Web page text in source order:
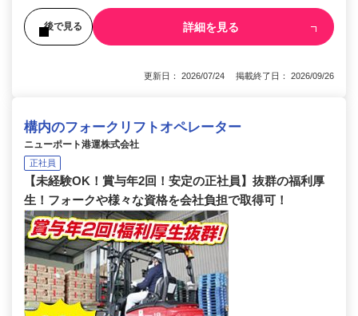
後で見る 詳細を見る
更新日： 2026/07/24 掲載終了日： 2026/09/26
構内のフォークリフトオペレーター
ニューポート港運株式会社
正社員
【未経験OK！賞与年2回！安定の正社員】抜群の福利厚
生！フォークや様々な資格を会社負担で取得可！